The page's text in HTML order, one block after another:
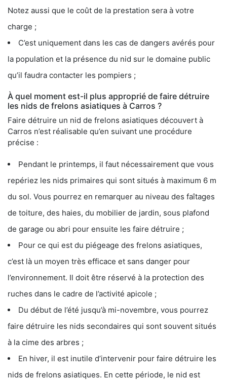
Notez aussi que le coût de la prestation sera à votre
charge ;
C’est uniquement dans les cas de dangers avérés pour
la population et la présence du nid sur le domaine public
qu’il faudra contacter les pompiers ;
À quel moment est-il plus approprié de faire détruire
les nids de frelons asiatiques à Carros ?
Faire détruire un nid de frelons asiatiques découvert à
Carros n’est réalisable qu’en suivant une procédure
précise :
Pendant le printemps, il faut nécessairement que vous
repériez les nids primaires qui sont situés à maximum 6 m
du sol. Vous pourrez en remarquer au niveau des faîtages
de toiture, des haies, du mobilier de jardin, sous plafond
de garage ou abri pour ensuite les faire détruire ;
Pour ce qui est du piégeage des frelons asiatiques,
c’est là un moyen très efficace et sans danger pour
l’environnement. Il doit être réservé à la protection des
ruches dans le cadre de l’activité apicole ;
Du début de l’été jusqu’à mi-novembre, vous pourrez
faire détruire les nids secondaires qui sont souvent situés
à la cime des arbres ;
En hiver, il est inutile d’intervenir pour faire détruire les
nids de frelons asiatiques. En cette période, le nid est